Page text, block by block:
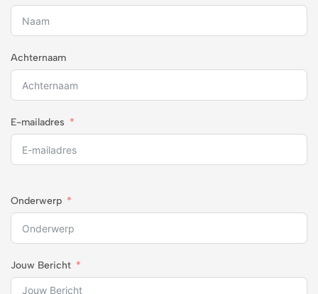
Achternaam
E-mailadres
Onderwerp
Jouw Bericht